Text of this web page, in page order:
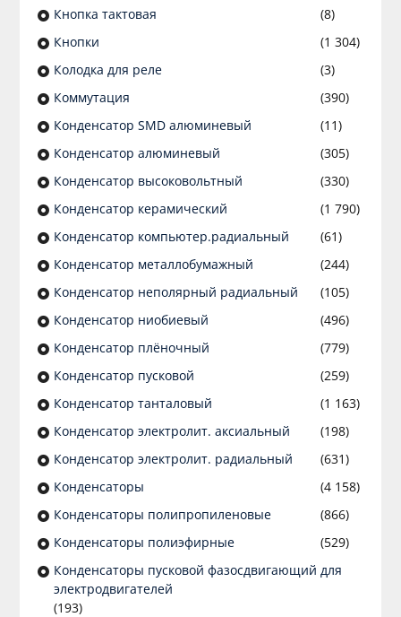
Кнопка тактовая
(8)
Кнопки
(1 304)
Колодка для реле
(3)
Коммутация
(390)
Конденсатор SMD алюминевый
(11)
Конденсатор алюминевый
(305)
Конденсатор высоковольтный
(330)
Конденсатор керамический
(1 790)
Конденсатор компьютер.радиальный
(61)
Конденсатор металлобумажный
(244)
Конденсатор неполярный радиальный
(105)
Конденсатор ниобиевый
(496)
Конденсатор плёночный
(779)
Конденсатор пусковой
(259)
Конденсатор танталовый
(1 163)
Конденсатор электролит. аксиальный
(198)
Конденсатор электролит. радиальный
(631)
Конденсаторы
(4 158)
Конденсаторы полипропиленовые
(866)
Конденсаторы полиэфирные
(529)
Конденсаторы пусковой фазосдвигающий для
электродвигателей
(193)